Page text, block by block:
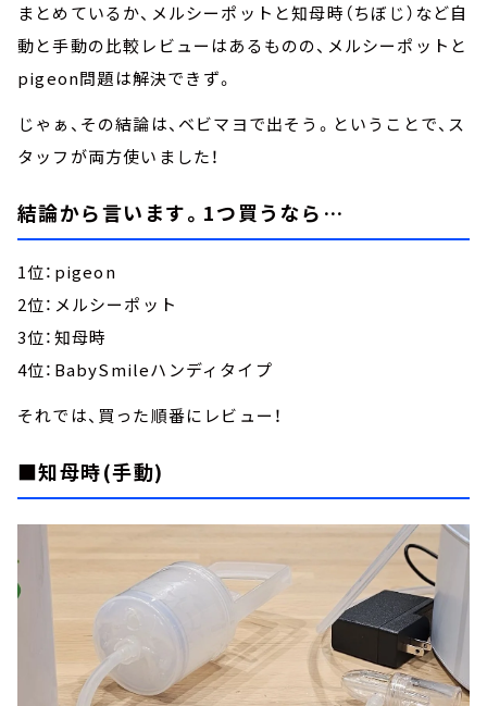
まとめているか、メルシーポットと知母時（ちぼじ）など自
動と手動の比較レビューはあるものの、メルシーポットと
pigeon問題は解決できず。
じゃぁ、その結論は、ベビマヨで出そう。ということで、ス
タッフが両方使いました！
結論から言います。1つ買うなら…
1位：pigeon
2位：メルシーポット
3位：知母時
4位：BabySmileハンディタイプ
それでは、買った順番にレビュー！
■知母時(手動)